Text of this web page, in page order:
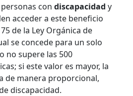
personas condiscapacidad y
acceder a este beneficio
de la Ley Orgánica de
se concede para un solo
no supere las 500
si este valor es mayor, la
de manera proporcional,
discapacidad.